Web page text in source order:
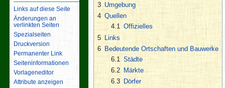
3 Umgebung
4 Quellen
4.1 Offizielles
5 Links
6 Bedeutende Ortschaften und Bauwerke
6.1
Städte
6.2
Märkte
6.3
Dörfer
Links auf diese Seite
Änderungen an
verlinkten Seiten
Spezialseiten
Druckversion
Permanenter Link
Seiten­­informationen
Vorlageneditor
Attribute anzeigen